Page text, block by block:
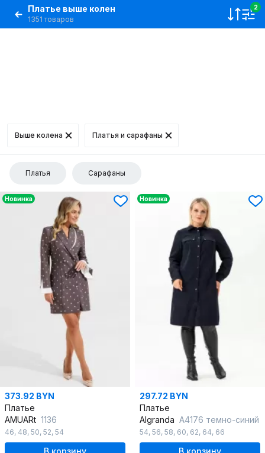
Платье выше колен
1351 товаров
2
Выше колена Платья и сарафаны
Платья Сарафаны
Новинка
373.92 BYN
Платье
AMUARt 1136
46, 48, 50, 52, 54
Новинка
297.72 BYN
Платье
Algranda А4176 темно-синий
54, 56, 58, 60, 62, 64, 66